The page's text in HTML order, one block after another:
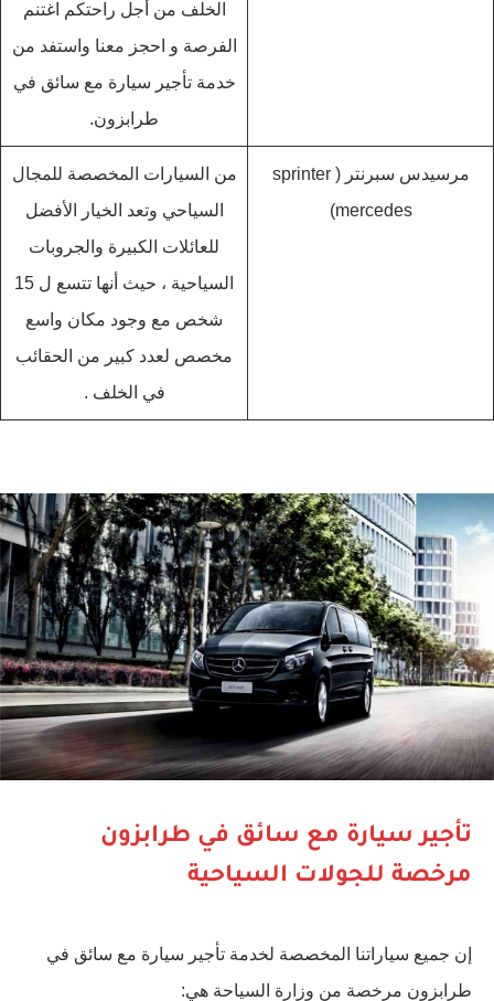
الخلف من أجل راحتكم اغتنم
الفرصة و احجز معنا واستفد من
خدمة تأجير سيارة مع سائق في
طرابزون.
مرسيدس سبرنتر ( sprinter
mercedes)
من السيارات المخصصة للمجال
السياحي وتعد الخيار الأفضل
للعائلات الكبيرة والجروبات
السياحية ، حيث أنها تتسع ل 15
شخص مع وجود مكان واسع
مخصص لعدد كبير من الحقائب
في الخلف .
تأجير سيارة مع سائق في طرابزون
مرخصة للجولات السياحية
إن جميع سياراتنا المخصصة لخدمة تأجير سيارة مع سائق في
طرابزون مرخصة من وزارة السياحة هي: